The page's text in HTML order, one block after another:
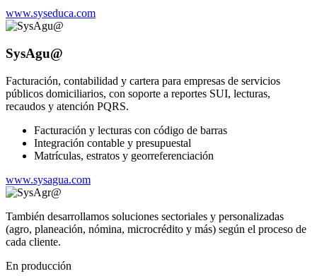
www.syseduca.com
SysAgu@
Facturación, contabilidad y cartera para empresas de servicios
públicos domiciliarios, con soporte a reportes SUI, lecturas,
recaudos y atención PQRS.
Facturación y lecturas con código de barras
Integración contable y presupuestal
Matrículas, estratos y georreferenciación
www.sysagua.com
También desarrollamos soluciones sectoriales y personalizadas
(agro, planeación, nómina, microcrédito y más) según el proceso de
cada cliente.
En producción